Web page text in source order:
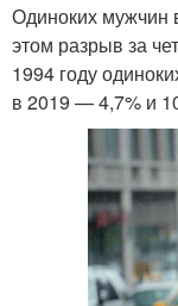
Одиноких
этом разрыв за
1994 году
в 2019 — 4,7% и